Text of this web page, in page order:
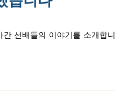
선배들의 이야기를 소개